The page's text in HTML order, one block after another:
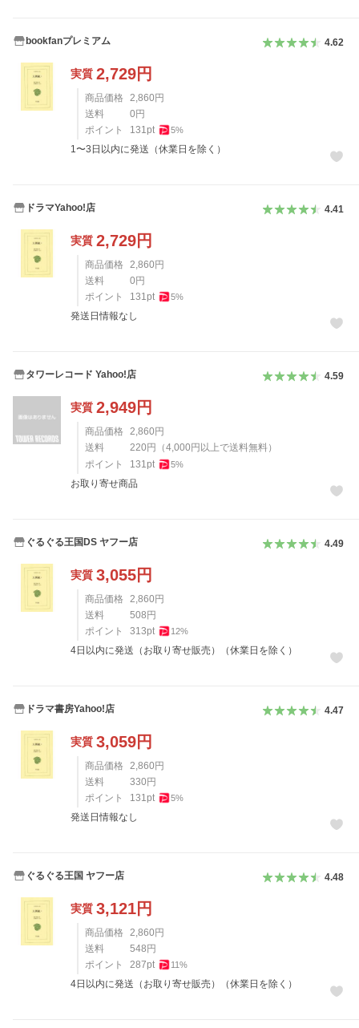
bookfanプレミアム 4.62
実質 2,729円
商品価格 2,860 円
送料
0 円
ポイント
131pt 5%
1〜3日以内に発送（休業日を除く）
ドラマYahoo!店 4.41
実質 2,729円
商品価格 2,860 円
送料
0 円
ポイント
131pt 5%
発送日情報なし
タワーレコード Yahoo!店 4.59
実質 2,949円
商品価格 2,860 円
送料
220 円 （4,000 円以上で送料無料）
ポイント
131pt 5%
お取り寄せ商品
ぐるぐる王国DS ヤフー店 4.49
実質 3,055円
商品価格 2,860 円
送料
508 円
ポイント
313pt 12%
4日以内に発送（お取り寄せ販売）（休業日を除く）
ドラマ書房Yahoo!店 4.47
実質 3,059円
商品価格 2,860 円
送料
330 円
ポイント
131pt 5%
発送日情報なし
ぐるぐる王国 ヤフー店 4.48
実質 3,121円
商品価格 2,860 円
送料
548 円
ポイント
287pt 11%
4日以内に発送（お取り寄せ販売）（休業日を除く）